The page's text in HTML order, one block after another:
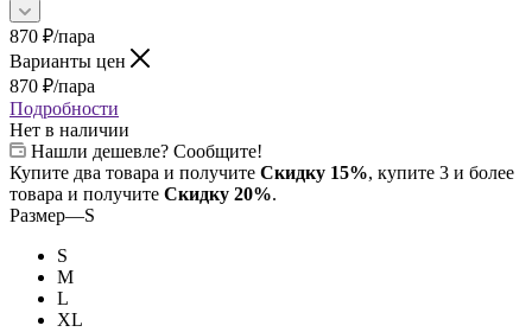
870 ₽/пара
Варианты цен
870 ₽/пара
Подробности
Нет в наличии
Нашли дешевле? Сообщите!
Купите два товара и получите Скидку 15%, купите 3 и более
товара и получите Скидку 20%.
Размер—S
S
M
L
XL